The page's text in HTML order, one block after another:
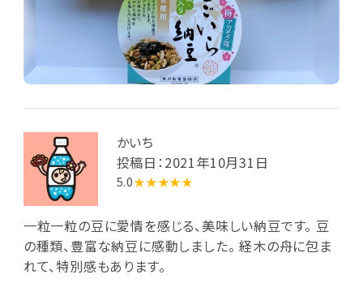
かいち
投稿日：2021年10月31日
5.0★★★★★
一粒一粒の豆に愛情を感じる、美味しい納豆です。 豆
の種類、豊富な納豆に感動しました。 経木の舟に包ま
れて、特別感もあります。